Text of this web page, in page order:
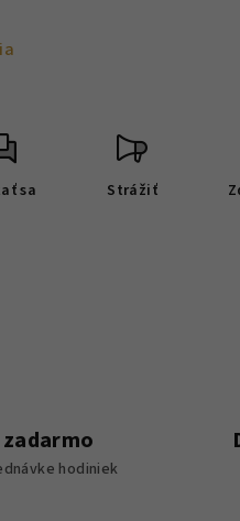
sa Strážiť
hodiniek